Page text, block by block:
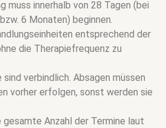
muss innerhalb von 28 Tagen (bei
6 Monaten) beginnen.
entsprechend der
die Therapiefrequenz zu
verbindlich. Absagen müssen
vorher erfolgen, sonst werden sie
Anzahl der Termine laut